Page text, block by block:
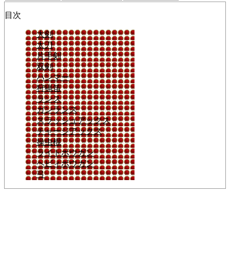
目次
大剣
太刀
片手剣
双剣
ハンマー
狩猟笛
ランス
ガンランス
スラッシュアックス
チャージアックス
操虫棍
ライトボウガン
ヘビィボウガン
弓